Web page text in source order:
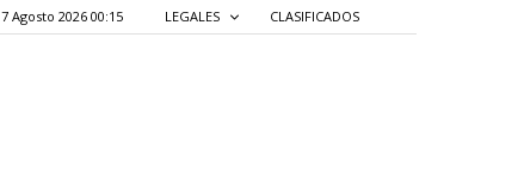
7 Agosto 2026 00:15 LEGALES CLASIFICADOS